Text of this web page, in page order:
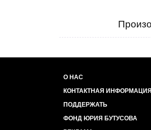
О НАС
КОНТАКТНАЯ ИНФОРМАЦИЯ
ПОДДЕРЖАТЬ
ФОНД ЮРИЯ БУТУСОВА